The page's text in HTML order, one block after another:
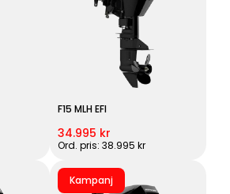
F15 MLH EFI
34.995 kr
Ord. pris: 38.995 kr
Kampanj